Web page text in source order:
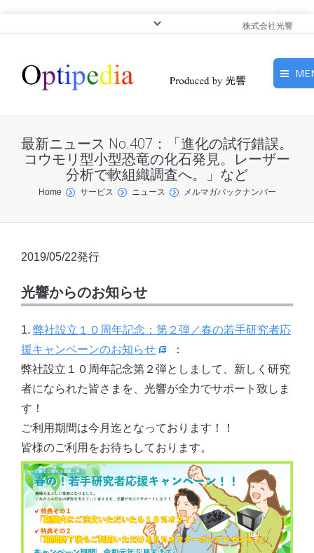
株式会社光響
ピックアップ
光基礎・光源
光応用・アプリケーショ
最新ニュース No.407：「進化の試行錯誤。
コウモリ型小型恐竜の化石発見。レーザー
分析で軟組織調査へ。」など
You are here:
Home サービス ニュース メルマガバックナンバー
2019/05/22発行
光響からのお知らせ
1. 弊社設立１０周年記念：第２弾／春の若手研究者応
援キャンペーンのお知らせ
：
弊社設立１０周年記念第２弾としまして、新しく研究
者になられた皆さまを、光響が全力でサポート致しま
す！
ご利用期間は今月迄となっております！！
皆様のご利用をお待ちしております。